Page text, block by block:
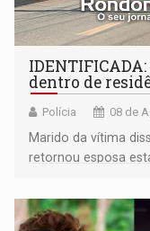
dentro de
Polícia 08 de
Marido da vítima
retornou esposa